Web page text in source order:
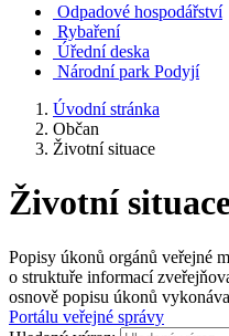
Odpadové hospodářství
Rybaření
Úřední deska
Národní park Podyjí
Úvodní stránka
Občan
Životní situace
Životní
Popisy úkonů orgánů veřejné
o struktuře informací
osnově popisu úkonů
Portálu veřejné správy